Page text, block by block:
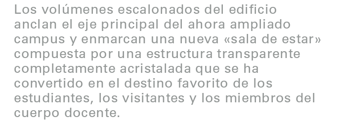
Los volúmenes escalonados del edificio
anclan el eje principal del ahora ampliado
campus y enmarcan una nueva «sala de estar»
compuesta por una estructura transparente
completamente acristalada que se ha
convertido en el destino favorito de los
estudiantes, los visitantes y los miembros del
cuerpo docente.